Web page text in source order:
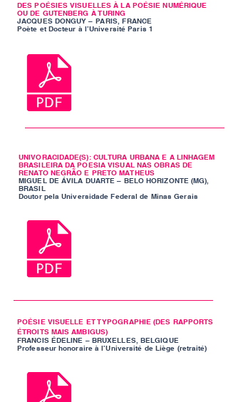
DES POÉSIES VISUELLES À LA POÉSIE NUMÉRIQUE
OU DE GUTENBERG À TURING
JACQUES DONGUY – PARIS, FRANCE
Poète et Docteur à l’Université Paris 1
UNIVORACIDADE(S): CULTURA URBANA E A LINHAGEM
BRASILEIRA DA POESIA VISUAL NAS OBRAS DE
RENATO NEGRÃO E PRETO MATHEUS
MIGUEL DE ÁVILA DUARTE – BELO HORIZONTE (MG),
BRASIL
Doutor pela Universidade Federal de Minas Gerais
POÉSIE VISUELLE ET TYPOGRAPHIE (DES RAPPORTS
ÉTROITS MAIS AMBIGUS)
FRANCIS ÉDELINE – BRUXELLES, BELGIQUE
Professeur honoraire à l’Université de Liège (retraité)